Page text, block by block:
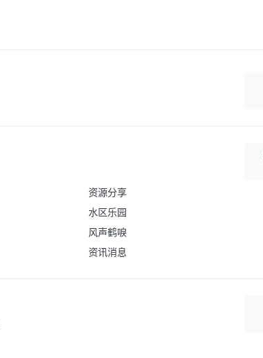
资源分享
水区乐园
风声鹤唳
资讯消息